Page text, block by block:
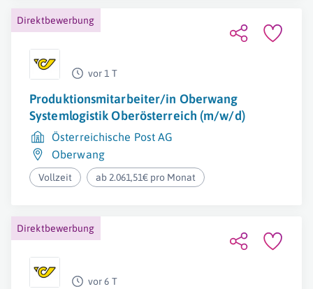
Direktbewerbung
vor 1 T
Produktionsmitarbeiter/in Oberwang
Systemlogistik Oberösterreich (m/w/d)
Österreichische Post AG
Oberwang
Vollzeit ab 2.061,51€ pro Monat
Direktbewerbung
vor 6 T